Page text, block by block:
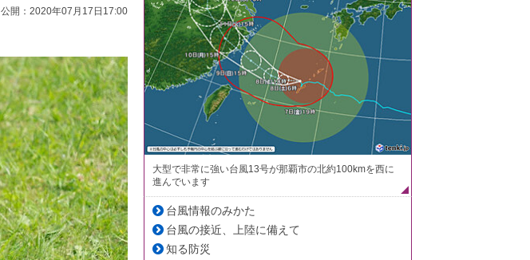
公開：2020年07月17日17:00
大型で非常に強い台風13号が那覇市の北約100kmを西に
進んでいます
台風情報のみかた
台風の接近、上陸に備えて
知る防災